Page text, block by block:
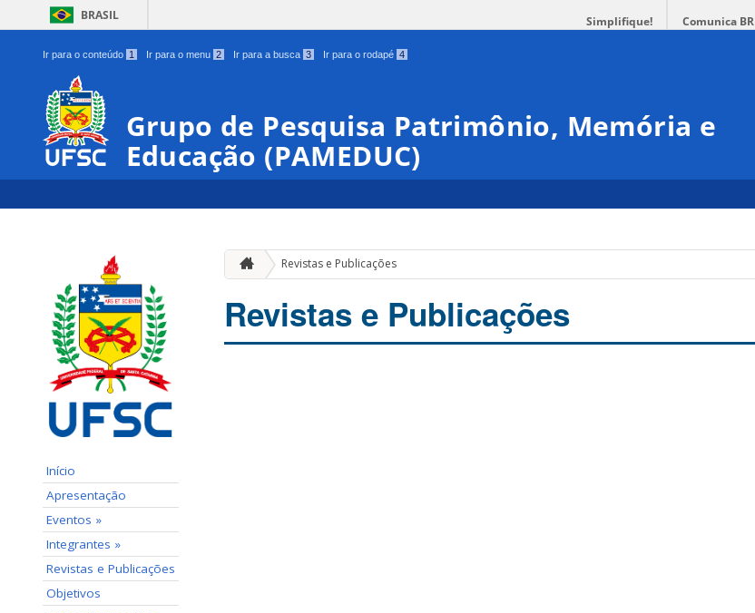
BRASIL Simplifique! Comunica BR
Ir para o conteúdo 1 Ir para o menu 2 Ir para a busca 3 Ir para o rodapé 4
Grupo de Pesquisa Patrimônio, Memória e
Educação (PAMEDUC)
Início
Apresentação
Eventos »
Integrantes »
Revistas e Publicações
Objetivos
Revistas e Publicações
Revistas e Publicações